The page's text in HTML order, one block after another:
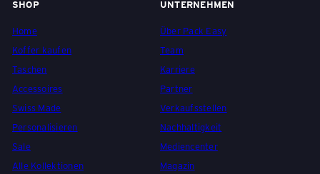
SHOP
Home
Koffer kaufen
Taschen
Accessoires
Swiss Made
Personalisieren
Sale
Alle Kollektionen
UNTERNEHMEN
Über Pack Easy
Team
Karriere
Partner
Verkaufsstellen
Nachhaltigkeit
Mediencenter
Magazin